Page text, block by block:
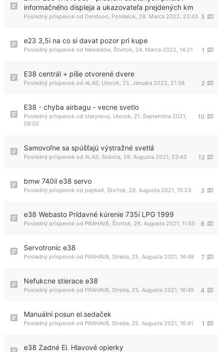
informačného displeja a ukazovateľa prejdených km
3
Posledný príspevok od Dendooo Pondelok, 28. Marca 2022, 22:43
e23 3,5i na co si davat pozor pri kupe
1
Posledný príspevok od Neweddie Štvrtok, 24. Marca 2022, 14:21
E38 centrál + píše otvorené dvere
2
Posledný príspevok od ALAS Utorok, 25. Januára 2022, 21:38
E38 - chyba airbagu - vecne svetlo
10
Posledný príspevok od starynovy Utorok, 21. Septembra 2021,
09:02
Samovoľne sa spúšťajú výstražné svetlá
12
Posledný príspevok od ALAS Sobota, 28. Augusta 2021, 23:43
bmw 740il e38 servo
3
Posledný príspevok od pepka4 Štvrtok, 26. Augusta 2021, 15:23
e38 Webasto Prídavné kúrenie 735í LPG 1999
8
Posledný príspevok od PRAHAV8 Štvrtok, 26. Augusta 2021, 11:55
Servotronic e38
7
Posledný príspevok od PRAHAV8 Streda, 25. Augusta 2021, 16:48
Nefukcne stierace e38
4
Posledný príspevok od PRAHAV8 Streda, 25. Augusta 2021, 16:45
Manuální posun el.sedaček
1
Posledný príspevok od PRAHAV8 Streda, 25. Augusta 2021, 16:41
e38 Zadné El. Hlavové opierky